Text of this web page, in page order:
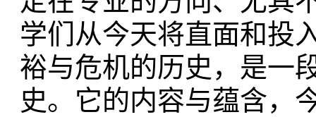
学们从今天将直面和投
裕与危机的历史，是一
史。它的内容与蕴含，